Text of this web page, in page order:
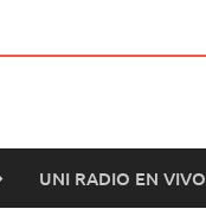
UNI RADIO EN VIVO